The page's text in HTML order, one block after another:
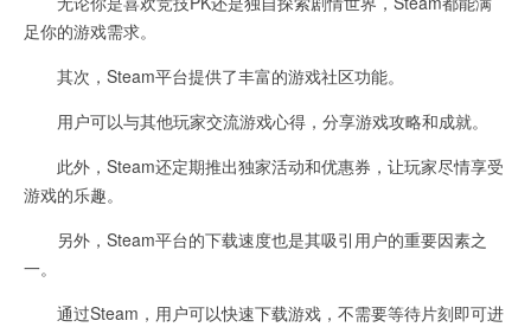
足你的游戏需求。
其次，Steam平台提供了丰富的游戏社区功能。
用户可以与其他玩家交流游戏心得，分享游戏攻略和成就。
此外，Steam还定期推出独家活动和优惠券，让玩家尽情享受
游戏的乐趣。
另外，Steam平台的下载速度也是其吸引用户的重要因素之
一。
通过Steam，用户可以快速下载游戏，不需要等待片刻即可进